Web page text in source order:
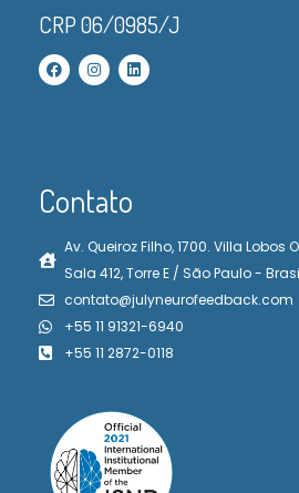
CRP 06/0985/J
Contato
Av. Queiroz Filho, 1700. Villa Lobos
Sala 412, Torre E / São Paulo -
contato@julyneurofeedback.com
+55 11 91321-6940
+55 11 2872-0118